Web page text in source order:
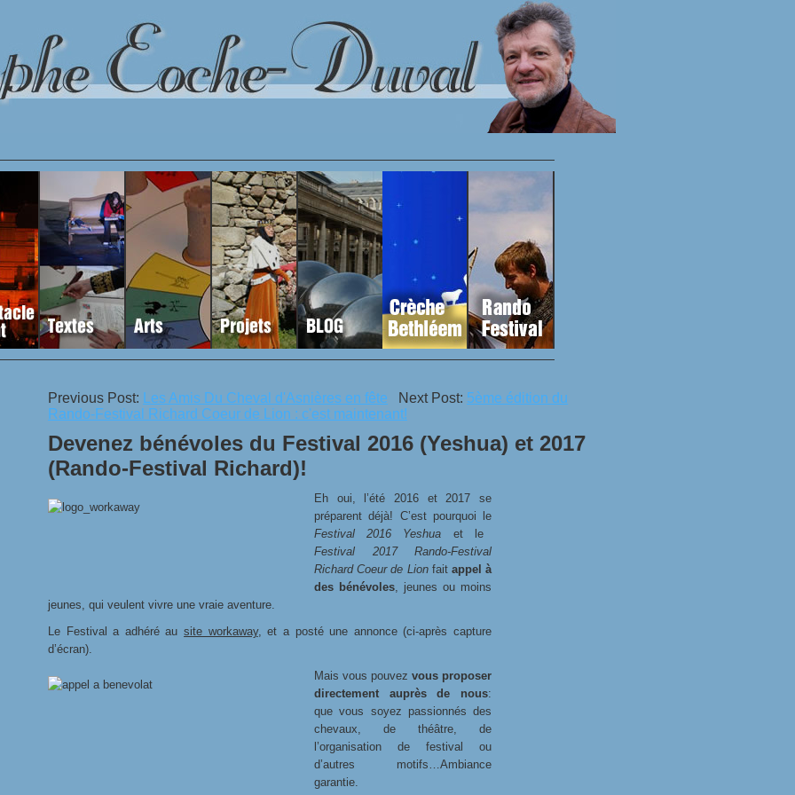
Previous Post: Les Amis Du Cheval d'Asnières en fête Next Post: 5ème édition du
Rando-Festival Richard Coeur de Lion : c'est maintenant!
Devenez bénévoles du Festival 2016 (Yeshua) et 2017
(Rando-Festival Richard)!
Eh oui, l’été 2016 et 2017 se
préparent déjà! C’est pourquoi le
Festival 2016 Yeshua et le
Festival 2017 Rando-Festival
Richard Coeur de Lionfait appel à
des bénévoles, jeunes ou moins
jeunes, qui veulent vivre une vraie aventure.
Le Festival a adhéré ausite workaway, et a posté une annonce (ci-après capture
d’écran).
Mais vous pouvez vous proposer
directement auprès de nous:
que vous soyez passionnés des
chevaux, de théâtre, de
l’organisation de festival ou
d’autres motifs…Ambiance
garantie.